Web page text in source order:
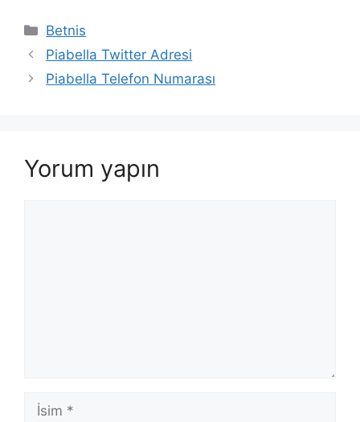
Kategoriler
Betnis
Piabella Twitter Adresi
Piabella Telefon Numarası
Yorum yapın
İsim